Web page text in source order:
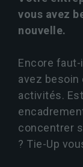
vous avez
nouvelle.
Encore
avez
activités.
concentrer
? Tie-Up